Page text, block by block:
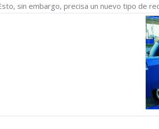
sin embargo, precisa un nuevo tipo de